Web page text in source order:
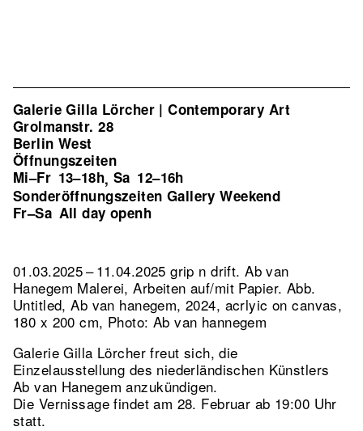
Galerie Gilla Lörcher | Contemporary Art
Grolmanstr. 28
Berlin West
Öffnungszeiten
Mi–Fr 13–18h, Sa 12–16h
Sonderöffnungszeiten Gallery Weekend
Fr–Sa All day openh
01.03.2025 – 11.04.2025 grip n drift. Ab van
Hanegem Malerei, Arbeiten auf/mit Papier. Abb.
Untitled, Ab van hanegem, 2024, acrlyic on canvas,
180 x 200 cm, Photo: Ab van hannegem
Galerie Gilla Lörcher freut sich, die
Einzelausstellung des niederländischen Künstlers
Ab van Hanegem anzukündigen.
Die Vernissage findet am 28. Februar ab 19:00 Uhr
statt.